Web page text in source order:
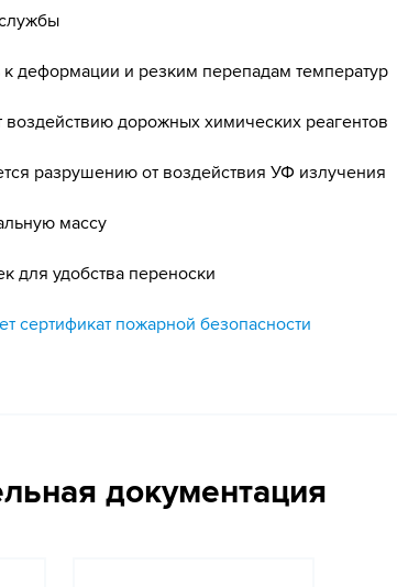
к деформации и резким перепадам температур
воздействию дорожных химических реагентов
разрушению от воздействия УФ излучения
массу
для удобства переноски
сертификат пожарной безопасности
документация